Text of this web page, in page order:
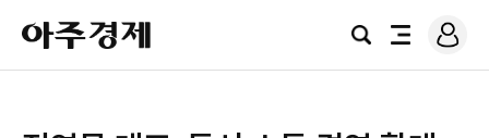
아
주
경
검
전
로
그